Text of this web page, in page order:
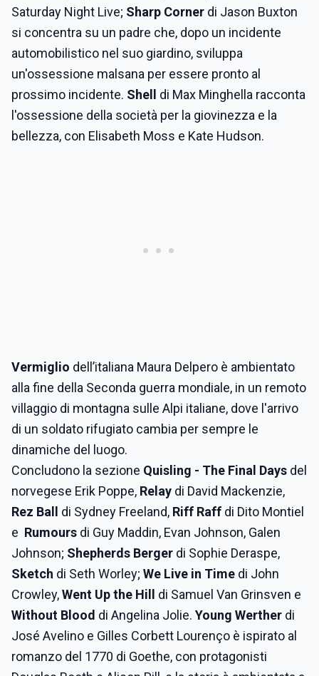
Saturday Night Live; Sharp Corner di Jason Buxton
si concentra su un padre che, dopo un incidente
automobilistico nel suo giardino, sviluppa
un'ossessione malsana per essere pronto al
prossimo incidente. Shell di Max Minghella racconta
l'ossessione della società per la giovinezza e la
bellezza, con Elisabeth Moss e Kate Hudson.
Vermiglio dell’italiana Maura Delpero è ambientato
alla fine della Seconda guerra mondiale, in un remoto
villaggio di montagna sulle Alpi italiane, dove l'arrivo
di un soldato rifugiato cambia per sempre le
dinamiche del luogo.
Concludono la sezione Quisling - The Final Days del
norvegese Erik Poppe, Relay di David Mackenzie,
Rez Ball
di Sydney Freeland, Riff Raff di Dito Montiel
e Rumours di Guy Maddin, Evan Johnson, Galen
Johnson; Shepherds Berger di Sophie Deraspe,
Sketch di Seth Worley; We Live in Time di John
Crowley,Went Up the Hill
di Samuel Van Grinsven e
Without Blood di Angelina Jolie. Young Werther di
José Avelino e Gilles Corbett Lourenço è ispirato al
romanzo del 1770 di Goethe, con protagonisti